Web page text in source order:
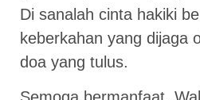
Di sanalah cinta hakiki
keberkahan yang dijaga
doa yang tulus.